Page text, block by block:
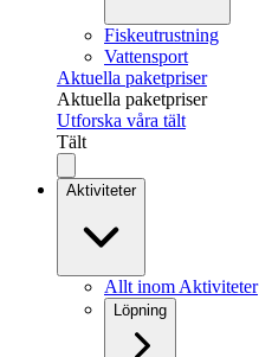
Fiskeutrustning
Vattensport
Aktuella paketpriser
Aktuella paketpriser
Utforska våra tält
Tält
Aktiviteter
Allt inom Aktiviteter
Löpning